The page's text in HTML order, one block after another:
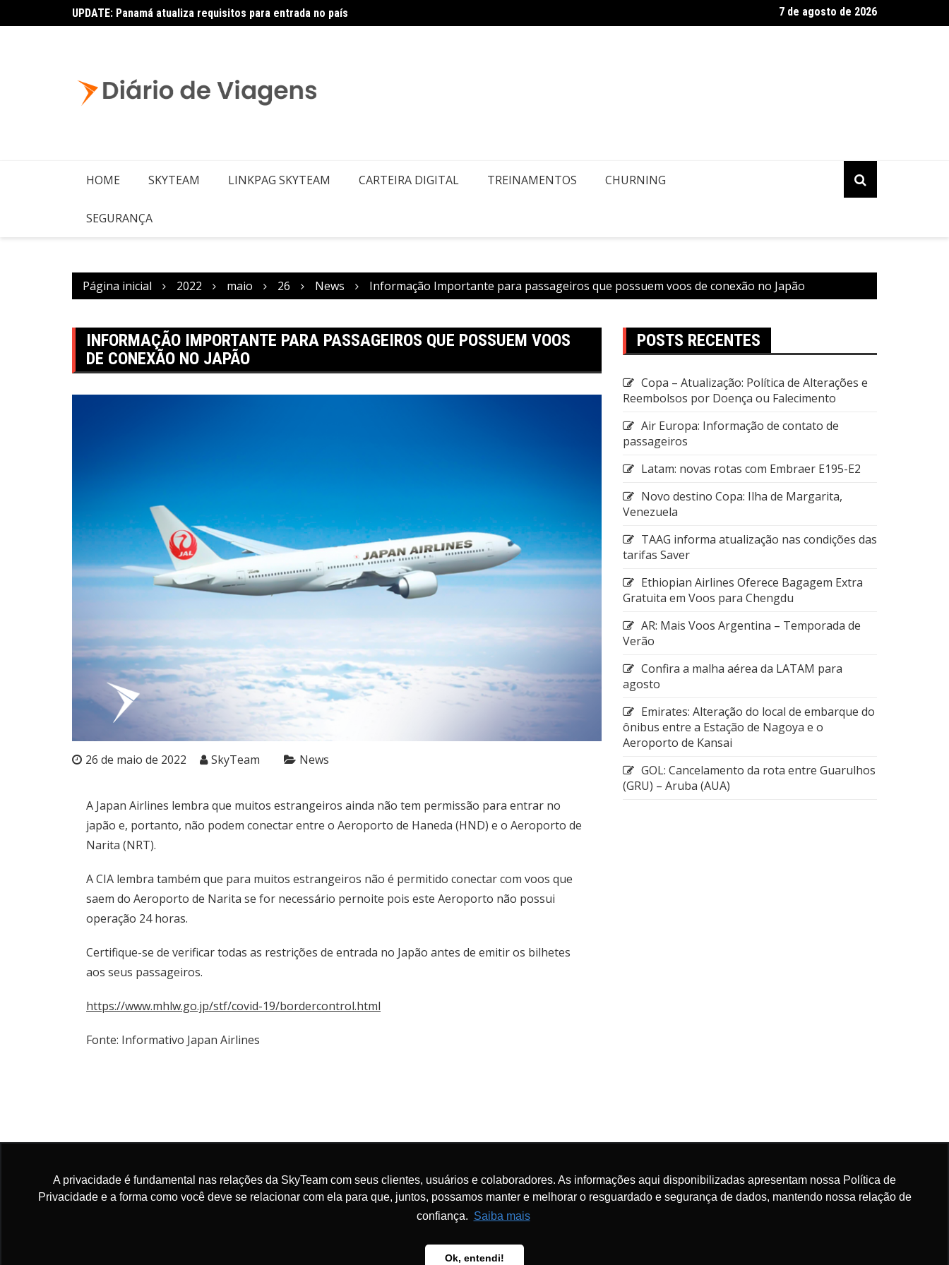
A privacidade é fundamental nas relações da SkyTeam com seus clientes, usuários e colaboradores. As informações aqui disponibilizadas apresentam nossa Política de
Privacidade e a forma como você deve se relacionar com ela para que, juntos, possamos manter e melhorar o resguardado e segurança de dados, mantendo nossa relação de
confiança. Saiba mais
Ok, entendi!
UPDATE: Panamá atualiza requisitos para entrada no país
Copa – Atualização: Política de Alterações e Reembolsos por Doença ou Falecimento
Air Europa: Informação de contato de passageiros
7 de agosto de 2026
HOME SKYTEAM LINKPAG SKYTEAM CARTEIRA DIGITAL TREINAMENTOS CHURNING
SEGURANÇA
Página inicial 2022 maio 26 News Informação Importante para passageiros que possuem voos de conexão no Japão
INFORMAÇÃO IMPORTANTE PARA PASSAGEIROS QUE POSSUEM VOOS
DE CONEXÃO NO JAPÃO
26 de maio de 2022 SkyTeam News
A Japan Airlines lembra que muitos estrangeiros ainda não tem permissão para entrar no
japão e, portanto, não podem conectar entre o Aeroporto de Haneda (HND) e o Aeroporto de
Narita (NRT).
A CIA lembra também que para muitos estrangeiros não é permitido conectar com voos que
saem do Aeroporto de Narita se for necessário pernoite pois este Aeroporto não possui
operação 24 horas.
Certifique-se de verificar todas as restrições de entrada no Japão antes de emitir os bilhetes
aos seus passageiros.
https://www.mhlw.go.jp/stf/covid-19/bordercontrol.html
Fonte: Informativo Japan Airlines
POSTS RECENTES
Copa – Atualização: Política de Alterações e
Reembolsos por Doença ou Falecimento
Air Europa: Informação de contato de
passageiros
Latam: novas rotas com Embraer E195-E2
Novo destino Copa: Ilha de Margarita,
Venezuela
TAAG informa atualização nas condições das
tarifas Saver
Ethiopian Airlines Oferece Bagagem Extra
Gratuita em Voos para Chengdu
AR: Mais Voos Argentina – Temporada de
Verão
Confira a malha aérea da LATAM para
agosto
Emirates: Alteração do local de embarque do
ônibus entre a Estação de Nagoya e o
Aeroporto de Kansai
GOL: Cancelamento da rota entre Guarulhos
(GRU) – Aruba (AUA)